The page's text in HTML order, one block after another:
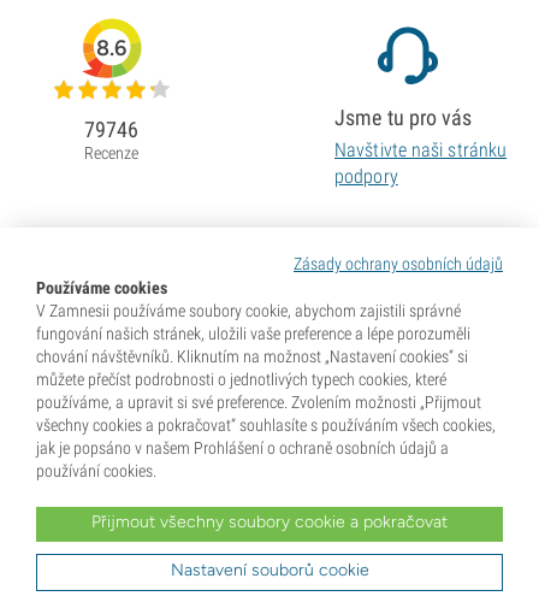
Zásady ochrany osobních údajů
Používáme cookies
V Zamnesii používáme soubory cookie, abychom zajistili správné
fungování našich stránek, uložili vaše preference a lépe porozuměli
chování návštěvníků. Kliknutím na možnost „Nastavení cookies“ si
můžete přečíst podrobnosti o jednotlivých typech cookies, které
používáme, a upravit si své preference. Zvolením možnosti „Přijmout
všechny cookies a pokračovat“ souhlasíte s používáním všech cookies,
jak je popsáno v našem Prohlášení o ochraně osobních údajů a
používání cookies.
Přijmout všechny soubory cookie a pokračovat
Nastavení souborů cookie
8.6
79746
Recenze
Jsme tu pro vás
Navštivte naši stránku
podpory
* Semena se prodávají jako sběratelské předměty. Klíčení semen je v mnoha zemích nezákonné. Před
žijete, a že znáte své místní právní předpisy. Zároveň se vzdáváte jakýchkoli nároků vůči společnosti
Zamnesia v případě, že budete jednat v rozporu s platnými zákony.